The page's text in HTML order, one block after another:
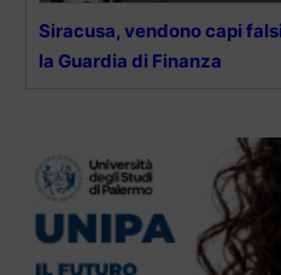
Siracusa, vendono capi
la Guardia di Finanza